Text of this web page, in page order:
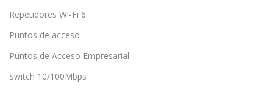
Repetidores Wi-Fi 6
Puntos de acceso
Puntos de Acceso Empresarial
Switch 10/100Mbps